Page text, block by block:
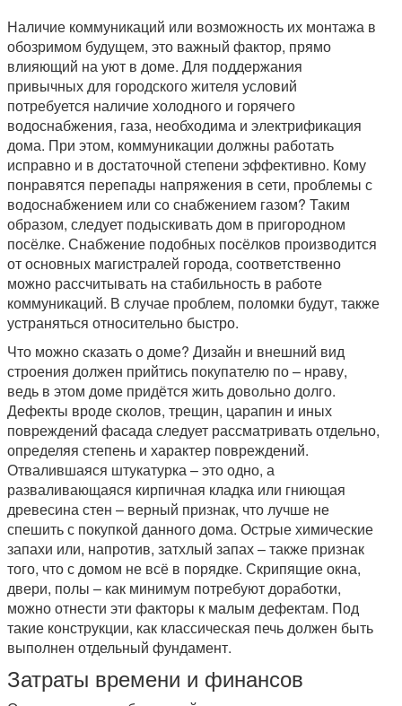
Наличие коммуникаций или возможность их монтажа в
обозримом будущем, это важный фактор, прямо
влияющий на уют в доме. Для поддержания
привычных для городского жителя условий
потребуется наличие холодного и горячего
водоснабжения, газа, необходима и электрификация
дома. При этом, коммуникации должны работать
исправно и в достаточной степени эффективно. Кому
понравятся перепады напряжения в сети, проблемы с
водоснабжением или со снабжением газом? Таким
образом, следует подыскивать дом в пригородном
посёлке. Снабжение подобных посёлков производится
от основных магистралей города, соответственно
можно рассчитывать на стабильность в работе
коммуникаций. В случае проблем, поломки будут, также
устраняться относительно быстро.
Что можно сказать о доме? Дизайн и внешний вид
строения должен прийтись покупателю по – нраву,
ведь в этом доме придётся жить довольно долго.
Дефекты вроде сколов, трещин, царапин и иных
повреждений фасада следует рассматривать отдельно,
определяя степень и характер повреждений.
Отвалившаяся штукатурка – это одно, а
разваливающаяся кирпичная кладка или гниющая
древесина стен – верный признак, что лучше не
спешить с покупкой данного дома. Острые химические
запахи или, напротив, затхлый запах – также признак
того, что с домом не всё в порядке. Скрипящие окна,
двери, полы – как минимум потребуют доработки,
можно отнести эти факторы к малым дефектам. Под
такие конструкции, как классическая печь должен быть
выполнен отдельный фундамент.
Затраты времени и финансов